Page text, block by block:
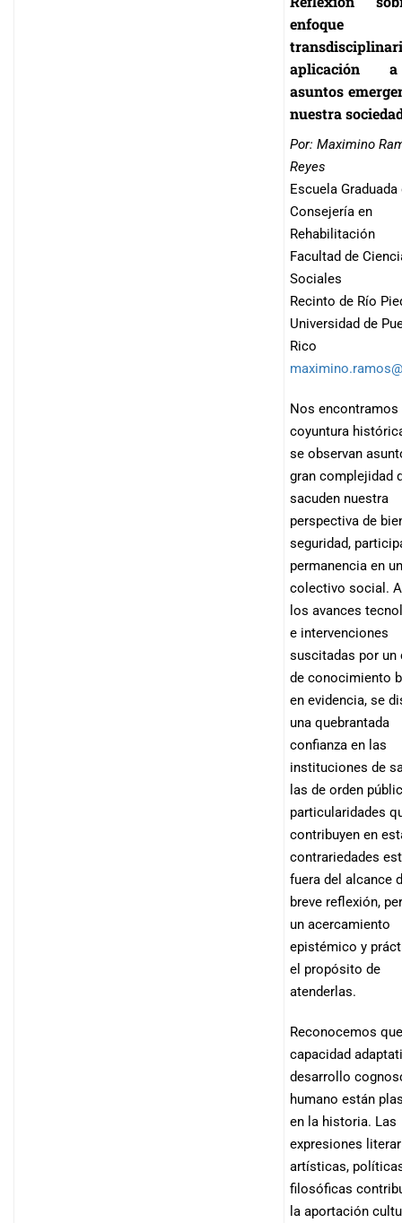
enfoque
aplicación
asuntos
nuestra
Por: Maximino
Reyes
Escuela Graduada
Consejería en
Rehabilitación
Facultad de
Sociales
Recinto de Río
Universidad de
Rico
Nos encontramos
coyuntura
se observan
gran complejidad
sacuden nuestra
perspectiva de
seguridad,
permanencia en un
colectivo social.
los avances
e intervenciones
suscitadas por un
de conocimiento
en evidencia, se
una quebrantada
confianza en las
instituciones de
las de orden
particularidades
contribuyen en
contrariedades
fuera del alcance
breve reflexión,
un acercamiento
epistémico y
el propósito de
atenderlas.
Reconocemos
capacidad
desarrollo
humano están
en la historia. Las
expresiones
artísticas,
filosóficas
la aportación